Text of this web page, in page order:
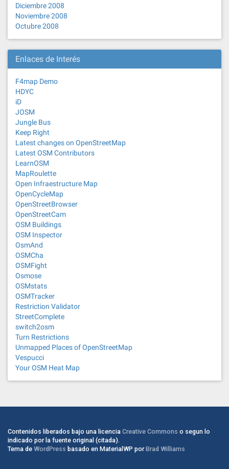
Diciembre 2008
Noviembre 2008
Octubre 2008
Enlaces de Interés
F4map Demo
HDYC
iD
JOSM
Jungle Bus
Keep Right
Latest changes on OpenStreetMap
Latest OSM Contributors
LearnOSM
MapRoulette
Open Infraestructure Map
OpenCycleMap
OpenStreetBrowser
OpenStreetCam
OSM Buildings
OSM Inspector
OsmAnd
OSMCha
OSMFight
Osmose
OSMstats
OSMTracker
Restriction Validator
StreetComplete
switch2osm
Turn Restrictions
Unmapped Places of OpenStreetMap
Vespucci
Your OSM Heat Map
Contenidos liberados bajo una licencia Creative Commons o segun lo
indicado por la fuente original (citada).
Tema de WordPress basado en MaterialWP porBrad Williams